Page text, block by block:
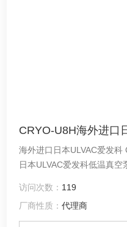
海外进口日本ULVAC爱发
日本ULVAC爱发科低温真空
访问次数： 119
厂商性质：代理商